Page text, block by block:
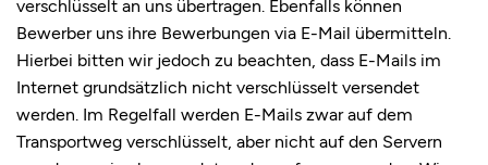
verschlüsselt an uns übertragen. Ebenfalls können
Bewerber uns ihre Bewerbungen via E-Mail übermitteln.
Hierbei bitten wir jedoch zu beachten, dass E-Mails im
Internet grundsätzlich nicht verschlüsselt versendet
werden. Im Regelfall werden E-Mails zwar auf dem
Transportweg verschlüsselt, aber nicht auf den Servern